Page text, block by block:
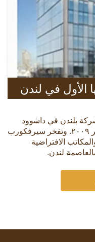
الأول في لندن
بلندن في داشوود
هاوس، والذي سيفتتح أبوابه في ديسمبر ٢٠٠٩. وتفخر سيرفكورب
الافتراضية
لندن.